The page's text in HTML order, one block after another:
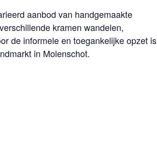
aanbod van handgemaakte
kramen wandelen,
de informele en toegankelijke opzet is
in Molenschot.